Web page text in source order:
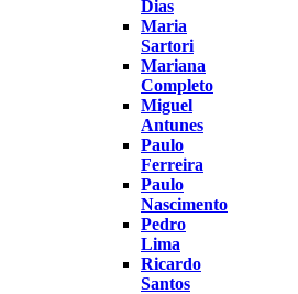
Dias
Maria
Sartori
Mariana
Completo
Miguel
Antunes
Paulo
Ferreira
Paulo
Nascimento
Pedro
Lima
Ricardo
Santos